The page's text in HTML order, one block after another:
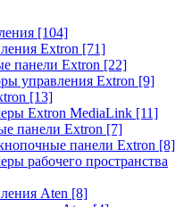
[104]
Extron [71]
панели Extron [22]
управления Extron [9]
[13]
Extron MediaLink [11]
панели Extron [7]
панели Extron [8]
рабочего пространства
Aten [8]